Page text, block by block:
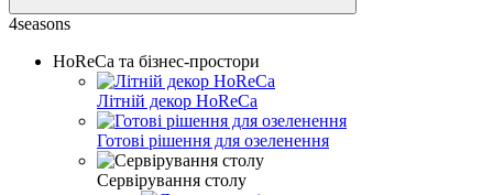
4seasons
HoReCa та бізнес-простори
Літній декор HoReCa
Готові рішення для озеленення
Сервірування столу